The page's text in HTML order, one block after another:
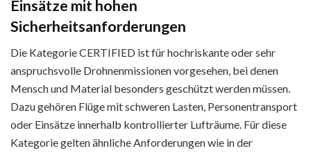
Einsätze mit hohen
Sicherheitsanforderungen
Die Kategorie CERTIFIED ist für hochriskante oder sehr
anspruchsvolle Drohnenmissionen vorgesehen, bei denen
Mensch und Material besonders geschützt werden müssen.
Dazu gehören Flüge mit schweren Lasten, Personentransport
oder Einsätze innerhalb kontrollierter Lufträume. Für diese
Kategorie gelten ähnliche Anforderungen wie in der